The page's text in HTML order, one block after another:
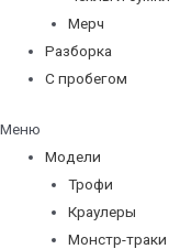
Мерч
Разборка
С пробегом
Меню
Модели
Трофи
Краулеры
Монстр-траки